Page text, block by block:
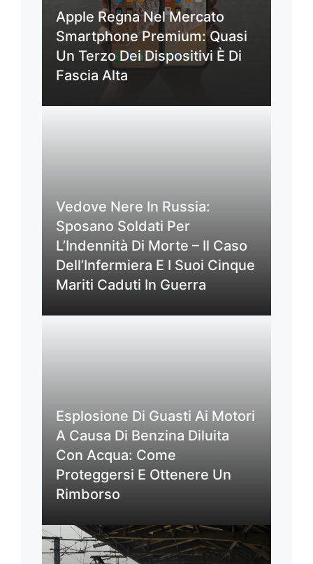
Apple Regna Nel Mercato
Smartphone Premium: Quasi
Un Terzo Dei Dispositivi È Di
Fascia Alta
Vedove Nere In Russia:
Sposano Soldati Per
L’Indennità Di Morte – Il Caso
Dell’Infermiera E I Suoi Cinque
Mariti Caduti In Guerra
Esplosione Di Guasti Ai Motori
A Causa Di Benzina Diluita
Con Acqua: Come
Proteggersi E Ottenere Un
Rimborso